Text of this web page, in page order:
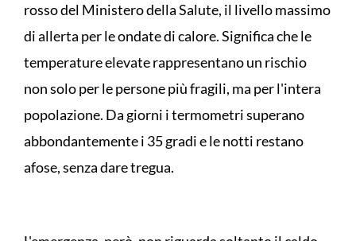
rosso del Ministero della Salute, il livello massimo
di allerta per le ondate di calore. Significa che le
temperature elevate rappresentano un rischio
non solo per le persone più fragili, ma per l'intera
popolazione. Da giorni i termometri superano
abbondantemente i 35 gradi e le notti restano
afose, senza dare tregua.